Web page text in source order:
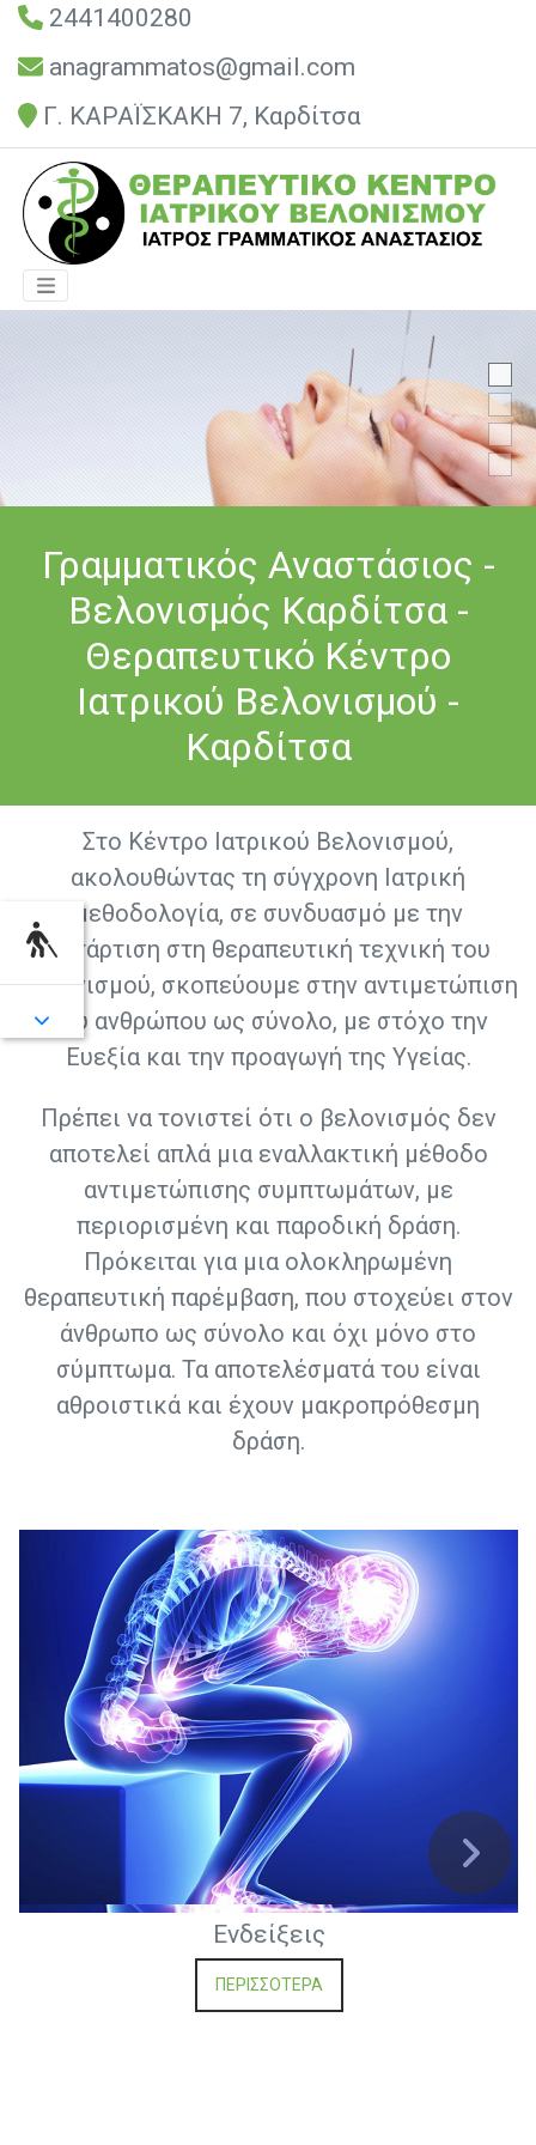
2441400280
anagrammatos@gmail.com
Γ. ΚΑΡΑΪΣΚΑΚΗ 7, Καρδίτσα
Γραμματικός Αναστάσιος -
Βελονισμός Καρδίτσα -
Θεραπευτικό Κέντρο
Ιατρικού Βελονισμού -
Καρδίτσα
Στο Κέντρο Ιατρικού Βελονισμού,
ακολουθώντας τη σύγχρονη Ιατρική
μεθοδολογία, σε συνδυασμό με την
κατάρτιση στη θεραπευτική τεχνική του
Βελονισμού, σκοπεύουμε στην αντιμετώπιση
του ανθρώπου ως σύνολο, με στόχο την
Ευεξία και την προαγωγή της Υγείας.
Πρέπει να τονιστεί ότι ο βελονισμός δεν
αποτελεί απλά μια εναλλακτική μέθοδο
αντιμετώπισης συμπτωμάτων, με
περιορισμένη και παροδική δράση.
Πρόκειται για μια ολοκληρωμένη
θεραπευτική παρέμβαση, που στοχεύει στον
άνθρωπο ως σύνολο και όχι μόνο στο
σύμπτωμα. Τα αποτελέσματά του είναι
αθροιστικά και έχουν μακροπρόθεσμη
δράση.
Ενδείξεις
ΠΕΡΙΣΣΟΤΕΡΑ